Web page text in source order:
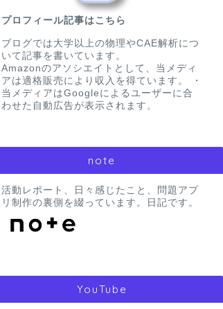
プロフィール記事はこちら
ブログでは大学以上の物理やCAE解析につ
いて記事を書いています。
Amazonのアソシエイトとして、当メディ
アは適格販売により収入を得ています。 ・
当メディアはGoogleによるユーザーに合
わせた自動広告が表示されます。
note
活動レポート、日々感じたこと、問題アプ
リ制作の裏側を綴っています。日記です。
YouTube